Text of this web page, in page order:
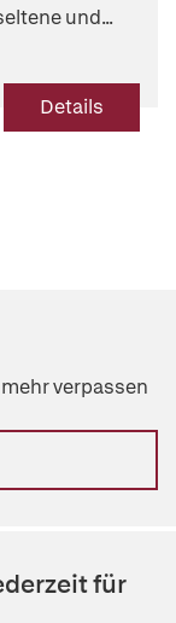
und...
Details
verpassen
für